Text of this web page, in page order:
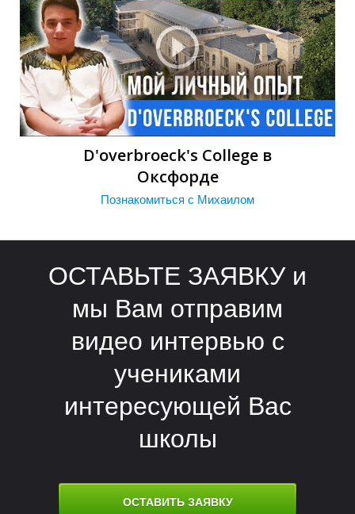
П
D'overbroeck's College в
Оксфорде
Познакомиться с Михаилом
ОСТАВЬТЕ ЗАЯВКУ и
мы Вам отправим
видео интервью с
учениками
интересующей Вас
школы
ОСТАВИТЬ ЗАЯВКУ